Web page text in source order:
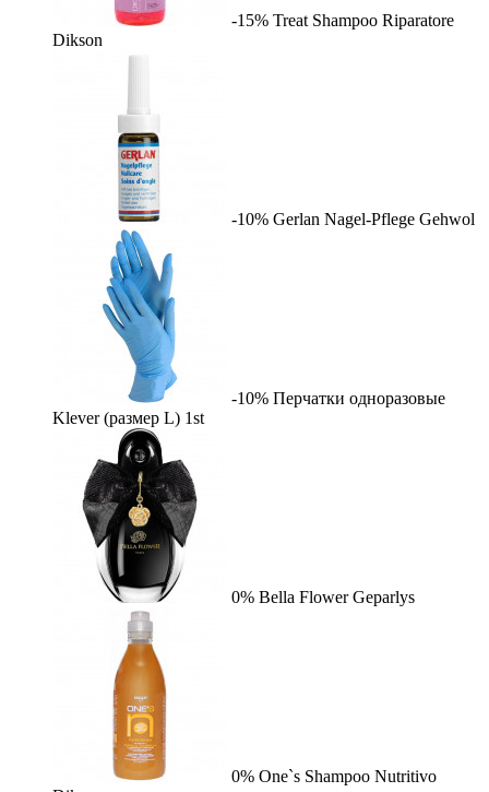
-15% Treat Shampoo Riparatore
Dikson
-10% Gerlan Nagel-Pflege Gehwol
-10% Перчатки одноразовые
Klever (размер L) 1st
0% Bella Flower Geparlys
0% One`s Shampoo Nutritivo